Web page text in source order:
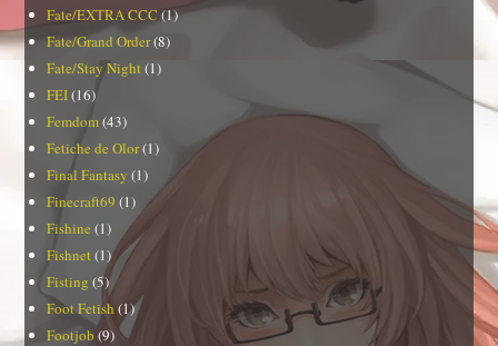
Fate/EXTRA CCC (1)
Fate/Grand Order(8)
Fate/Stay Night (1)
FEI(16)
Femdom(43)
Fetiche de Olor(1)
Final Fantasy (1)
Finecraft69 (1)
Fishine (1)
Fishnet (1)
Fisting (5)
Foot Fetish (1)
Footjob (9)